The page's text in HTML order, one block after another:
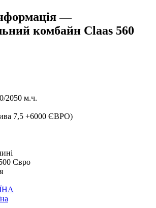
—
комбайн Claas 560
2050 м.ч.
7,5 +6000 ЄВРО)
Євро